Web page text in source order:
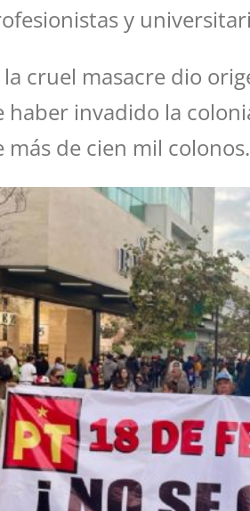
y
cruel masacre dio
haber invadido la
más de cien mil colonos.